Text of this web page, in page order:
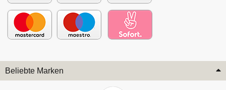
Beliebte Marken